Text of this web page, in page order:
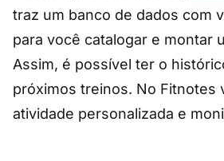
traz um banco de dados com
para você catalogar e montar
Assim, é possível ter o
próximos treinos. No Fitnotes
atividade personalizada e